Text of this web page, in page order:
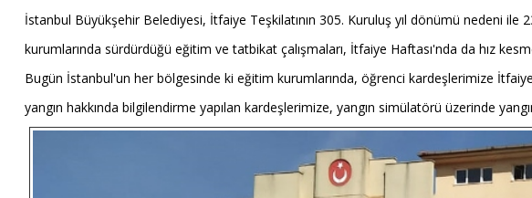
İstanbul Büyükşehir Belediyesi, İtfaiye Teşkilatının 305. Kuruluş yıl dönümü nedeni ile
kurumlarında sürdürdüğü eğitim ve tatbikat çalışmaları, İtfaiye Haftası'nda da hız
Bugün İstanbul'un her bölgesinde ki eğitim kurumlarında, öğrenci kardeşlerimize
yangın hakkında bilgilendirme yapılan kardeşlerimize, yangın simülatörü üzerinde